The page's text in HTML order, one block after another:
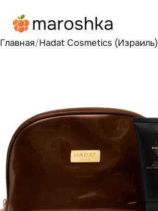
Главная/Hadat Cosmetics (Израиль)